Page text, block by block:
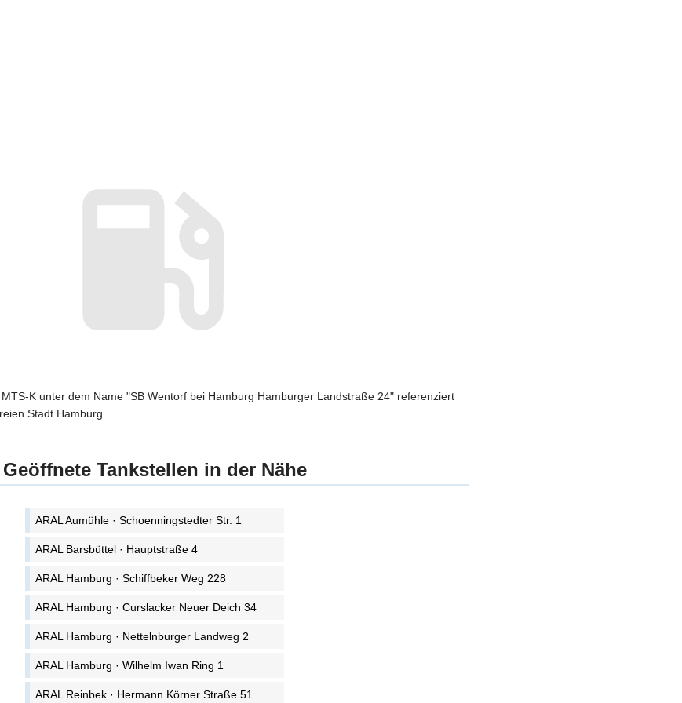
K unter dem Name "SB Wentorf bei Hamburg Hamburger Landstraße 24" referenziert
Stadt Hamburg.
Geöffnete Tankstellen in der Nähe
ARAL Aumühle · Schoenningstedter Str. 1
ARAL Barsbüttel · Hauptstraße 4
ARAL Hamburg · Schiffbeker Weg 228
ARAL Hamburg · Curslacker Neuer Deich 34
ARAL Hamburg · Nettelnburger Landweg 2
ARAL Hamburg · Wilhelm Iwan Ring 1
ARAL Reinbek · Hermann Körner Straße 51